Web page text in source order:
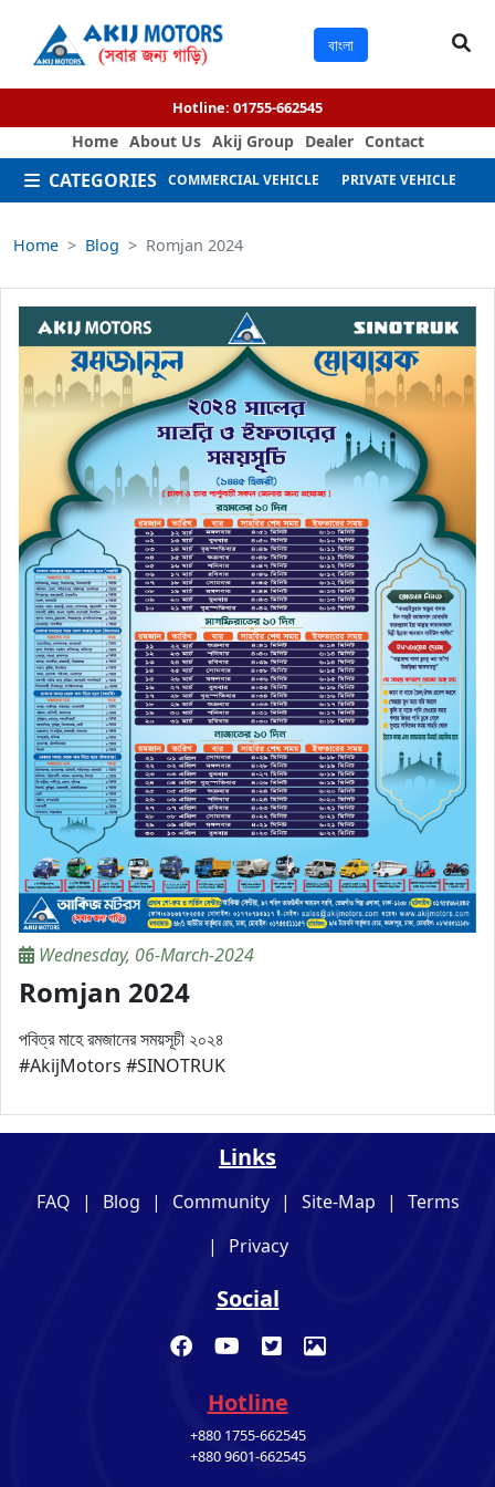
বাংলা
Hotline: 01755-662545
Home About Us Akij Group Dealer Contact
CATEGORIES COMMERCIAL VEHICLE PRIVATE VEHICLE
Home Blog Romjan 2024
Wednesday, 06-March-2024
Romjan 2024
পবিত্র মাহে রমজানের সময়সূচী ২০২৪
#AkijMotors #SINOTRUK
Links
FAQ | Blog | Community | Site-Map |
Terms
|
Privacy
Social
Hotline
+880 1755-662545
+880 9601-662545